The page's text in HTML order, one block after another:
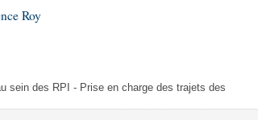
Roy
sein des RPI - Prise en charge des trajets des